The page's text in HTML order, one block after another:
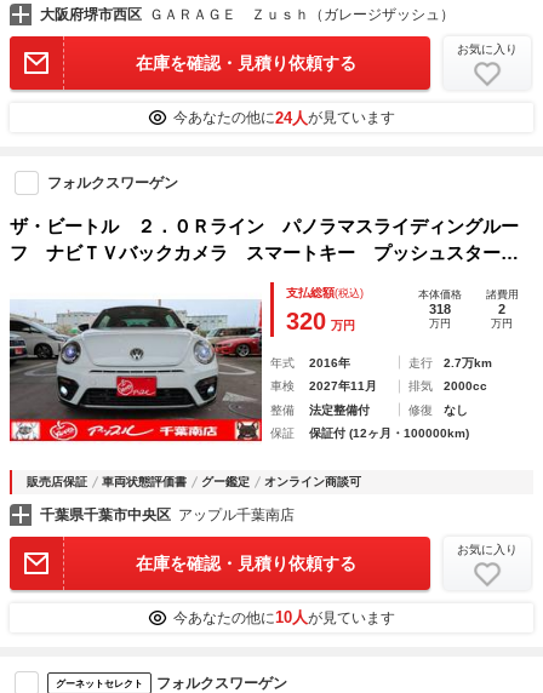
大阪府堺市西区 ＧＡＲＡＧＥ Ｚｕｓｈ（ガレージザッシュ）
在庫を確認・見積り依頼する
お気に入り
今あなたの他に24人が見ています
フォルクスワーゲン
ザ・ビートル ２．０Ｒライン パノラマスライディングルー
フ ナビＴＶバックカメラ スマートキー プッシュスター
ト クリアランスソナー オートライト マフラーカッター
支払総額(税込)
320 万円
本体価格
318
万円
諸費用
2
万円
年式 2016年 走行
2.7万km
車検
2027年11月 排気
2000cc
整備
法定整備付 修復
なし
保証
保証付 (12ヶ月・100000km)
販売店保証 車両状態評価書 グー鑑定 オンライン商談可
千葉県千葉市中央区 アップル千葉南店
在庫を確認・見積り依頼する
お気に入り
今あなたの他に10人が見ています
グーネットセレクト フォルクスワーゲン